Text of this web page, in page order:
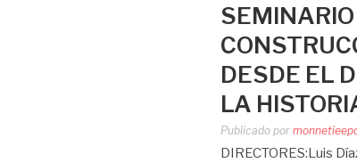
DESDE EL
LA
Publicado por
DIRECTORES:Luis